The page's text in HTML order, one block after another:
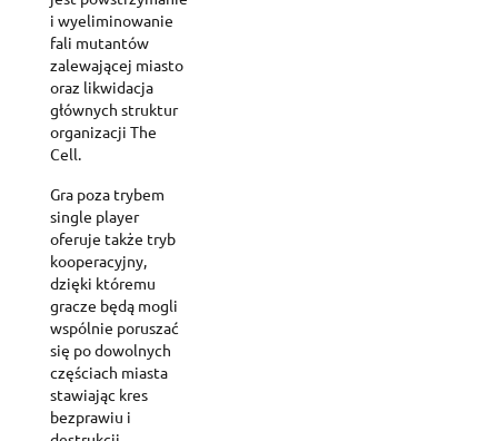
i wyeliminowanie
fali mutantów
zalewającej miasto
oraz likwidacja
głównych struktur
organizacji The
Cell.
Gra poza trybem
single player
oferuje także tryb
kooperacyjny,
dzięki któremu
gracze będą mogli
wspólnie poruszać
się po dowolnych
częściach miasta
stawiając kres
bezprawiu i